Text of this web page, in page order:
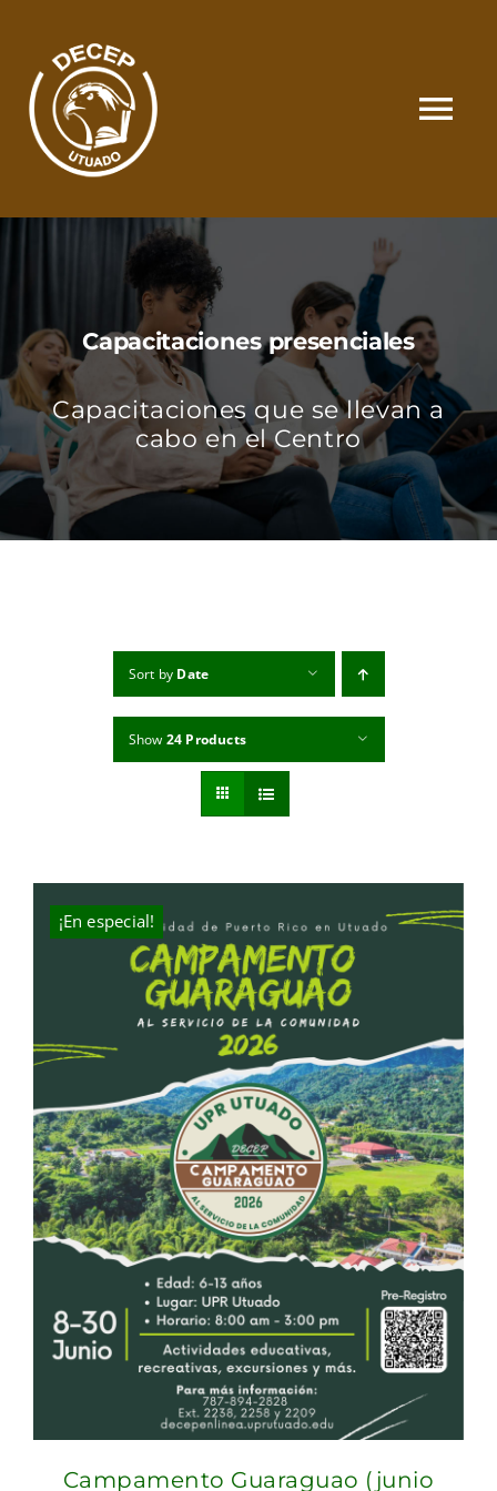
content
SOMOS
MATRÍCULA Y PAGOS
CONTACTO
MI CUENTA
Capacitaciones presenciales
Capacitaciones que se llevan a
cabo en el Centro
Sort by Date
Show 24 Products
¡En especial!
Campamento Guaraguao (junio